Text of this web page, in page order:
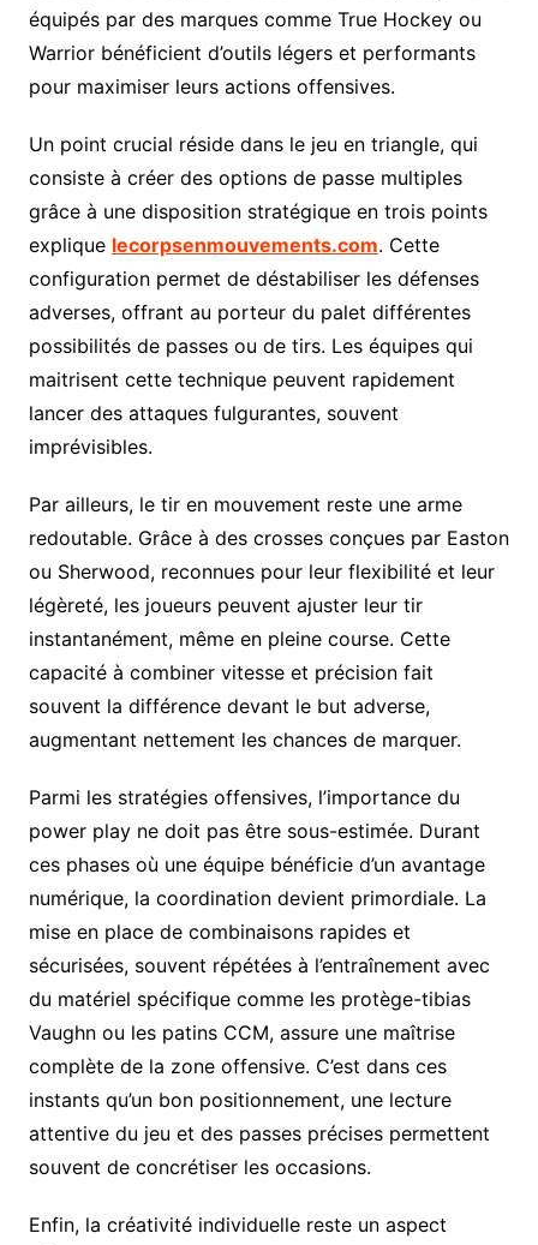
équipés par des marques comme True Hockey ou
Warrior bénéficient d’outils légers et performants
pour maximiser leurs actions offensives.
Un point crucial réside dans le jeu en triangle, qui
consiste à créer des options de passe multiples
grâce à une disposition stratégique en trois points
explique lecorpsenmouvements.com. Cette
configuration permet de déstabiliser les défenses
adverses, offrant au porteur du palet différentes
possibilités de passes ou de tirs. Les équipes qui
maitrisent cette technique peuvent rapidement
lancer des attaques fulgurantes, souvent
imprévisibles.
Par ailleurs, le tir en mouvement reste une arme
redoutable. Grâce à des crosses conçues par Easton
ou Sherwood, reconnues pour leur flexibilité et leur
légèreté, les joueurs peuvent ajuster leur tir
instantanément, même en pleine course. Cette
capacité à combiner vitesse et précision fait
souvent la différence devant le but adverse,
augmentant nettement les chances de marquer.
Parmi les stratégies offensives, l’importance du
power play ne doit pas être sous-estimée. Durant
ces phases où une équipe bénéficie d’un avantage
numérique, la coordination devient primordiale. La
mise en place de combinaisons rapides et
sécurisées, souvent répétées à l’entraînement avec
du matériel spécifique comme les protège-tibias
Vaughn ou les patins CCM, assure une maîtrise
complète de la zone offensive. C’est dans ces
instants qu’un bon positionnement, une lecture
attentive du jeu et des passes précises permettent
souvent de concrétiser les occasions.
Enfin, la créativité individuelle reste un aspect